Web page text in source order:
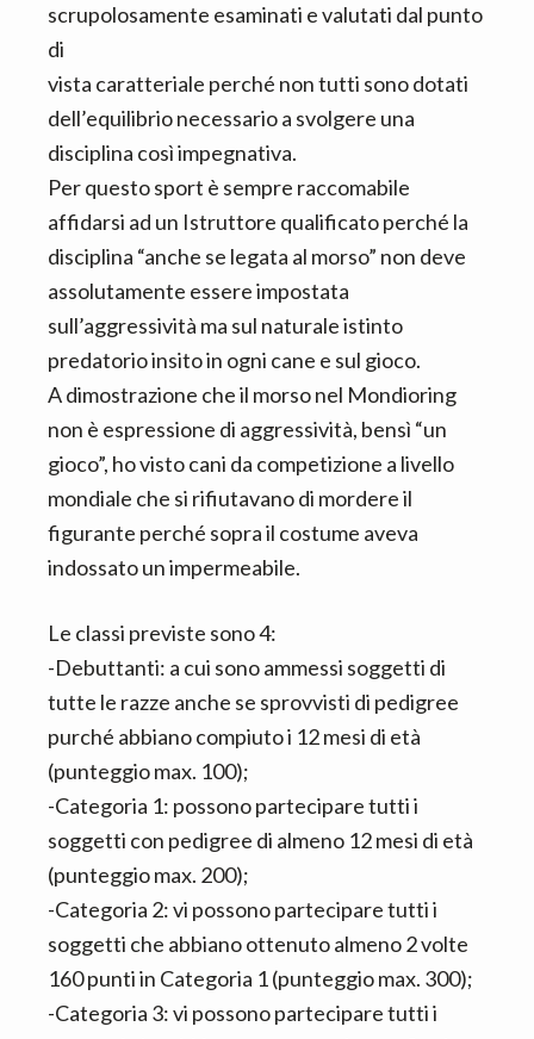
scrupolosamente esaminati e valutati dal punto
di
vista caratteriale perché non tutti sono dotati
dell’equilibrio necessario a svolgere una
disciplina così impegnativa.
Per questo sport è sempre raccomabile
affidarsi ad un Istruttore qualificato perché la
disciplina “anche se legata al morso” non deve
assolutamente essere impostata
sull’aggressività ma sul naturale istinto
predatorio insito in ogni cane e sul gioco.
A dimostrazione che il morso nel Mondioring
non è espressione di aggressività, bensì “un
gioco”, ho visto cani da competizione a livello
mondiale che si rifiutavano di mordere il
figurante perché sopra il costume aveva
indossato un impermeabile.
Le classi previste sono 4:
-Debuttanti: a cui sono ammessi soggetti di
tutte le razze anche se sprovvisti di pedigree
purché abbiano compiuto i 12 mesi di età
(punteggio max. 100);
-Categoria 1: possono partecipare tutti i
soggetti con pedigree di almeno 12 mesi di età
(punteggio max. 200);
-Categoria 2: vi possono partecipare tutti i
soggetti che abbiano ottenuto almeno 2 volte
160 punti in Categoria 1 (punteggio max. 300);
-Categoria 3: vi possono partecipare tutti i